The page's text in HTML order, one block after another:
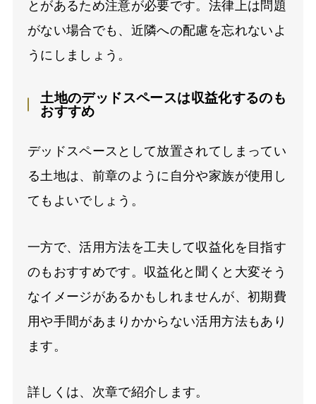
とがあるため注意が必要です。法律上は問題
がない場合でも、近隣への配慮を忘れないよ
うにしましょう。
土地のデッドスペースは収益化するのも
おすすめ
デッドスペースとして放置されてしまってい
る土地は、前章のように自分や家族が使用し
てもよいでしょう。
一方で、活用方法を工夫して収益化を目指す
のもおすすめです。収益化と聞くと大変そう
なイメージがあるかもしれませんが、初期費
用や手間があまりかからない活用方法もあり
ます。
詳しくは、次章で紹介します。